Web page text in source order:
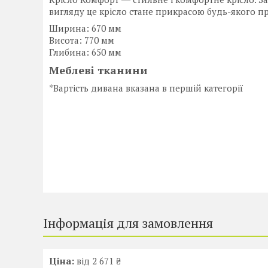
вигляду це крісло стане прикрасою будь-якого
Ширина: 670 мм
Висота: 770 мм
Глибина: 650 мм
Меблеві тканини
*Вартість дивана вказана в першій категорії
Інформація для замовлення
Ціна: від 2 671 ₴